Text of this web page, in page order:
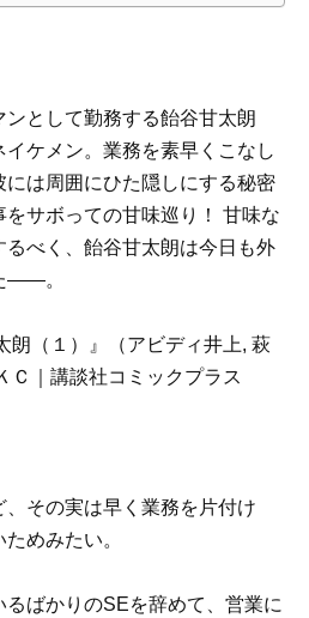
として勤務する飴谷甘太朗
ケメン。業務を素早くこなし
には周囲にひた隠しにする秘密
サボっての甘味巡り！ 甘味な
るべく、飴谷甘太朗は今日も外
――。
朗（１）』（アビディ井上, 萩
Ｃ｜講談社コミックプラス
その実は早く業務を片付け
めみたい。
ばかりのSEを辞めて、営業に